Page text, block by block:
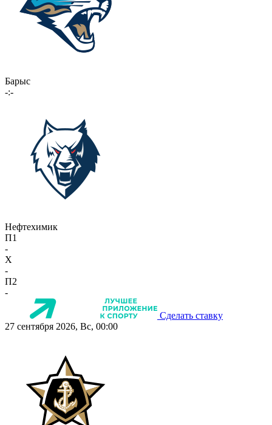
Барыс
-:-
Нефтехимик
П1
-
X
-
П2
-
Сделать ставку
27 сентября 2026, Вс, 00:00